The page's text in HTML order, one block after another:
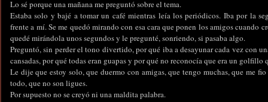
Lo sé porque una mañana me preguntó sobre el tema.
Estaba solo y bajé a tomar un café mientras leía los periódicos. Iba por la
frente a mí. Se me quedó mirando con esa cara que ponen los amigos cuando
quedé mirándola unos segundos y le pregunté, sonriendo, si pasaba algo.
Preguntó, sin perder el tono divertido, por qué iba a desayunar cada vez con
cansadas, por qué todas eran guapas y por qué no reconocía que era un golfillo
Le dije que estoy solo, que duermo con amigas, que tengo muchas, que me
todo, que no son ligues.
Por supuesto no se creyó ni una maldita palabra.